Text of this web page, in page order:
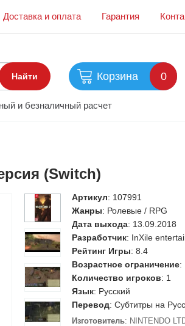
Доставка и оплата Гарантия
Найти Корзина 0
и безналичный расчет
(Switch)
Артикул: 107991
Жанры: Ролевые / RPG
Дата выхода: 13.09.2018
Разработчик: InXile
Рейтинг Игры: 8.4
Возрастное ограничение:
Количество игроков: 1
Язык: Русский
Перевод: Субтитры на
Изготовитель: NINTENDO